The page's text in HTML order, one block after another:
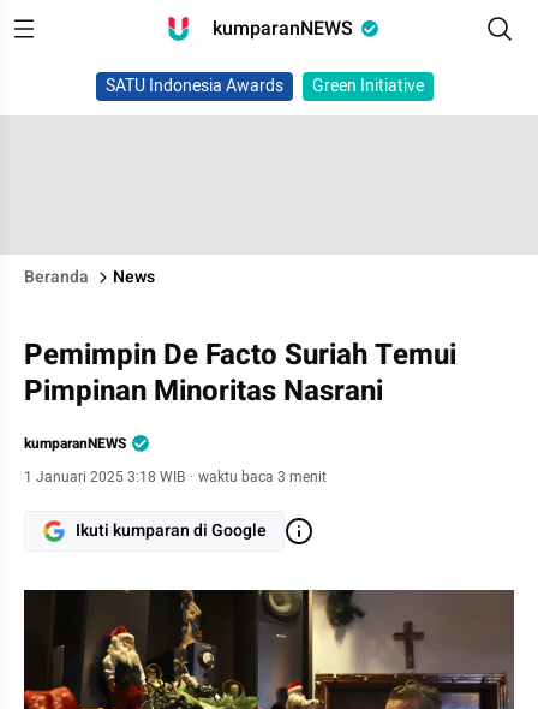
kumparanNEWS
SATU Indonesia Awards Green Initiative
Beranda News
Pemimpin De Facto Suriah Temui
Pimpinan Minoritas Nasrani
kumparanNEWS
1 Januari 2025 3:18 WIB · waktu baca 3 menit
Ikuti kumparan di Google